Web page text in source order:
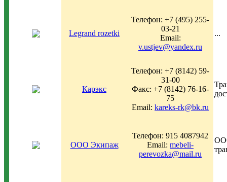
Legrand rozetki
Телефон: +7 (495) 255-
03-21
Email:
v.ustjev@yandex.ru
...
Карэкс
Телефон: +7 (8142) 59-
31-00
Факс: +7 (8142) 76-16-
75
Email: kareks-rk@bk.ru
ООО Экипаж
Телефон: 915 4087942
Email: mebeli-
perevozka@mail.ru